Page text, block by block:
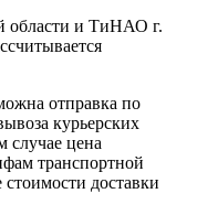
области и ТиНАО г.
отправка по
курьерских
случае цена
транспортной
доставки